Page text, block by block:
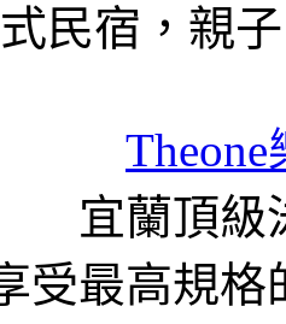
民宿，親
宜蘭頂
受最高規格